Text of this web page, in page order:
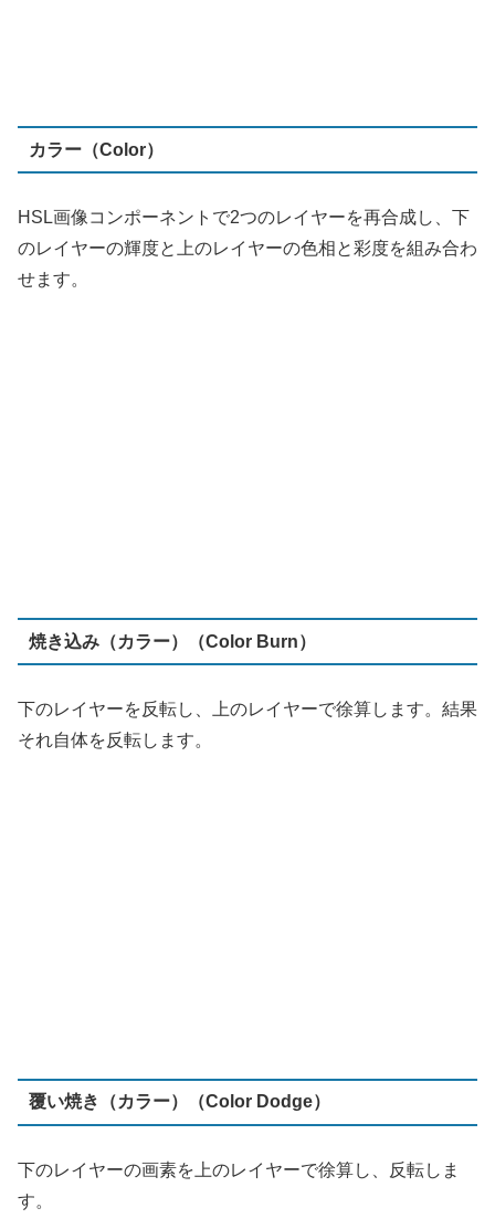
のレイヤーの輝度と上のレイヤーの色相と彩度を組み合わ
せます。
それ自体を反転します。
す。